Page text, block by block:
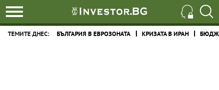
ТЕМИТЕ ДНЕС: БЪЛГАРИЯ В ЕВРОЗОНАТА КРИЗАТА В ИРАН